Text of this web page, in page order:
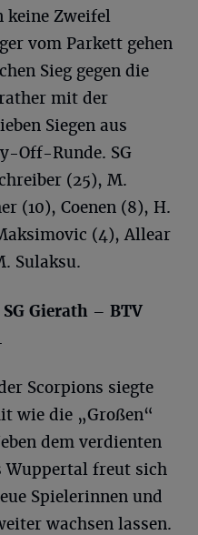
keine Zweifel
vom Parkett gehen
Sieg gegen die
mit der
Siegen aus
Off-Runde. SG
(25), M.
(10), Coenen (8), H.
(4), Allear
Sulaksu.
Gierath – BTV
Scorpions siegte
wie die „Großen“
dem verdienten
Wuppertal freut sich
Spielerinnen und
wachsen lassen.